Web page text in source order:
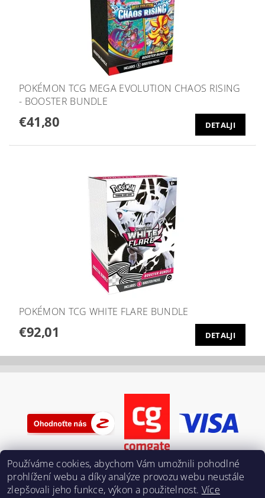
POKÉMON TCG MEGA EVOLUTION CHAOS RISING
- BOOSTER BUNDLE
€41,80 DETALJI
POKÉMON TCG WHITE FLARE BUNDLE
€92,01 DETALJI
Používáme cookies, abychom Vám umožnili pohodlné
prohlížení webu a díky analýze provozu webu neustále
zlepšovali jeho funkce, výkon a použitelnost. Více